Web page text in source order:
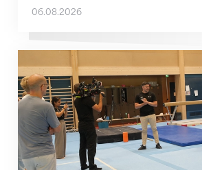
06.08.2026
Mit klaren Zielen nach Zagreb